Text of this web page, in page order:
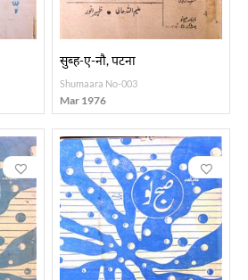
सुब्ह-ए-नौ, पटना
Shumaara No-003
Mar 1976